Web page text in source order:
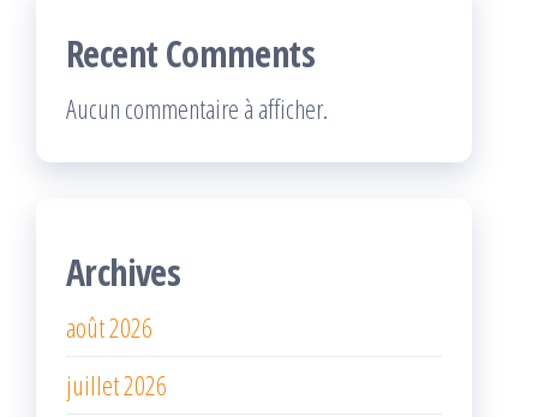
Recent Comments
Aucun commentaire à afficher.
Archives
août 2026
juillet 2026